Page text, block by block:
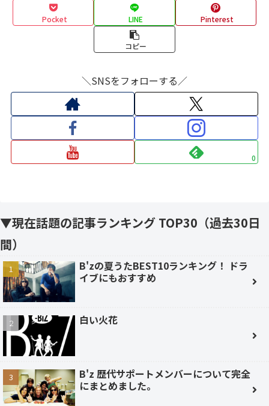
Pocket LINE Pinterest
コピー
＼SNSをフォローする／
0
▼現在話題の記事ランキング TOP30（過去30日
間）
B'zの夏うたBEST10ランキング！ ドラ
イブにもおすすめ
白い火花
B'z 歴代サポートメンバーについて完全
にまとめました。